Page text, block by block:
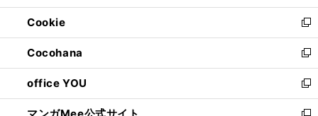
開
く
ウ
で
開
く
ン
ド
ウ
で
開
く
ウ
ィ
ン
ド
ウ
で
開
く
Cookie
新
し
い
ウ
ィ
ン
Cocohana
新
し
い
ウ
office YOU
新
し